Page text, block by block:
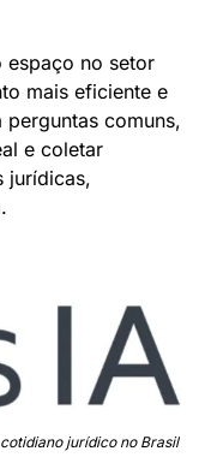
espaço no setor
mais eficiente e
comuns,
e coletar
jurídicas,
jurídico no Brasil